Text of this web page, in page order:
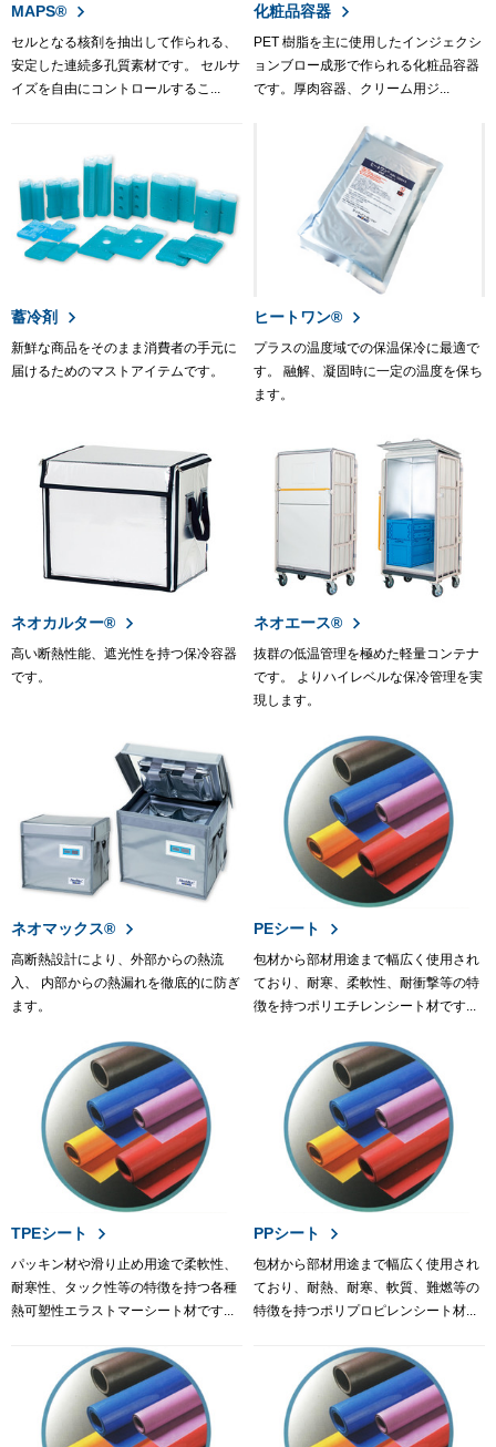
MAPS®
セルとなる核剤を抽出して作られる、
安定した連続多孔質素材です。 セルサ
イズを自由にコントロールするこ...
化粧品容器
PET 樹脂を主に使用したインジェクシ
ョンブロー成形で作られる化粧品容器
です。厚肉容器、クリーム用ジ...
蓄冷剤
新鮮な商品をそのまま消費者の手元に
届けるためのマストアイテムです。
ヒートワン®
プラスの温度域での保温保冷に最適で
す。 融解、凝固時に一定の温度を保ち
ます。
ネオカルター®
高い断熱性能、遮光性を持つ保冷容器
です。
ネオエース®
抜群の低温管理を極めた軽量コンテナ
です。 よりハイレベルな保冷管理を実
現します。
ネオマックス®
高断熱設計により、外部からの熱流
入、 内部からの熱漏れを徹底的に防ぎ
ます。
PEシート
包材から部材用途まで幅広く使用され
ており、耐寒、柔軟性、耐衝撃等の特
徴を持つポリエチレンシート材です...
TPEシート
パッキン材や滑り止め用途で柔軟性、
耐寒性、タック性等の特徴を持つ各種
熱可塑性エラストマーシート材です...
PPシート
包材から部材用途まで幅広く使用され
ており、耐熱、耐寒、軟質、難燃等の
特徴を持つポリプロピレンシート材...